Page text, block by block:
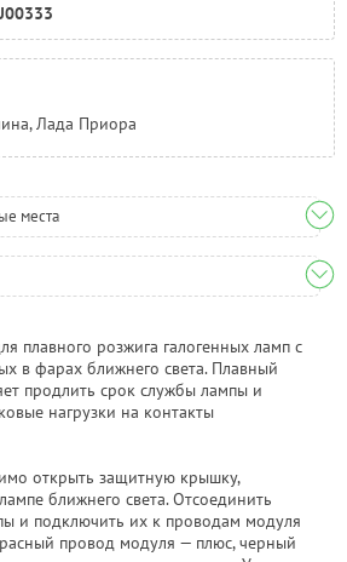
Лада Приора
места
плавного розжига галогенных ламп с
в фарах ближнего света. Плавный
продлить срок службы лампы и
нагрузки на контакты
открыть защитную крышку,
ближнего света. Отсоединить
и подключить их к проводам модуля
провод модуля — плюс, черный